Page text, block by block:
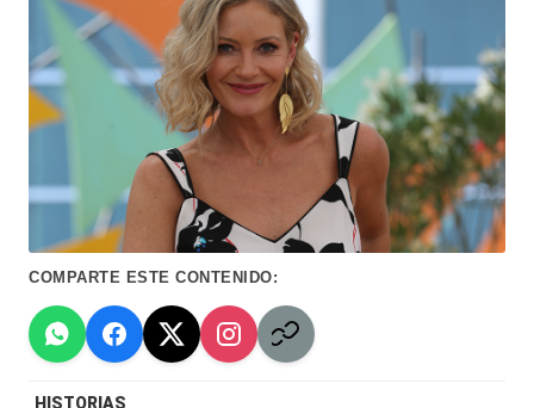
a
C
le
n
a
🔥
R
Exclusivas
-
y
redes
-
lacvc.com
COMPARTE ESTE CONTENIDO:
HISTORIAS